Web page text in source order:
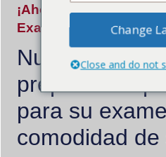
¡Ahora vamos a pasar
Examen de Licencia
Nuestro curso
preparará
para su
comodidad de
Change
Close and do not